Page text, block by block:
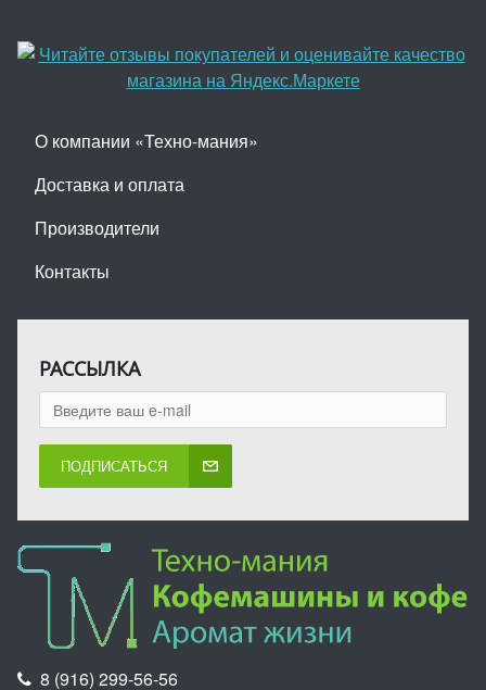
О компании «Техно-мания»
Доставка и оплата
Производители
Контакты
РАССЫЛКА
ПОДПИСАТЬСЯ
8 (916) 299-56-56